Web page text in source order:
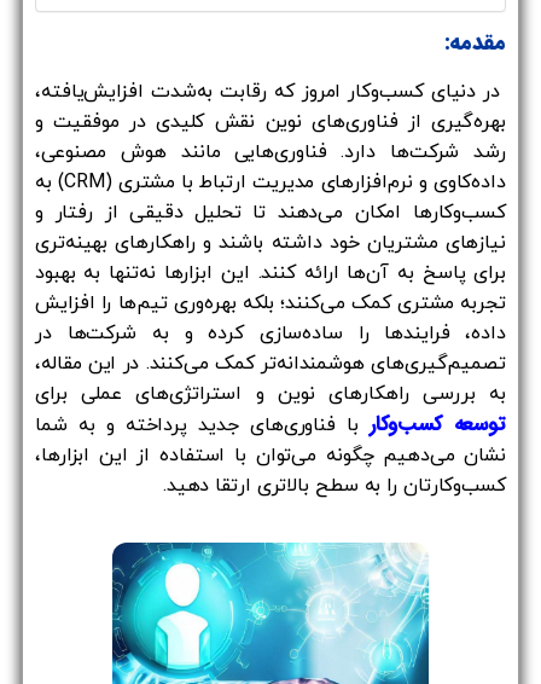
مقدمه:
در دنیای کسب‌وکار امروز که رقابت به‌شدت افزایش‌یافته،
بهره‌گیری از فناوری‌های نوین نقش کلیدی در موفقیت و
رشد شرکت‌ها دارد. فناوری‌هایی مانند هوش مصنوعی،
داده‌کاوی و نرم‌افزارهای مدیریت ارتباط با مشتری (CRM) به
کسب‌وکارها امکان می‌دهند تا تحلیل دقیقی از رفتار و
نیازهای مشتریان خود داشته باشند و راهکارهای بهینه‌تری
برای پاسخ به آن‌ها ارائه کنند. این ابزارها نه‌تنها به بهبود
تجربه مشتری کمک می‌کنند؛ بلکه بهره‌وری تیم‌ها را افزایش
داده، فرایندها را ساده‌سازی کرده و به شرکت‌ها در
تصمیم‌گیری‌های هوشمندانه‌تر کمک می‌کنند. در این مقاله،
به بررسی راهکارهای نوین و استراتژی‌های عملی برای
توسعه کسب‌وکار با فناوری‌های جدید پرداخته و به شما
نشان می‌دهیم چگونه می‌توان با استفاده از این ابزارها،
کسب‌وکارتان را به سطح بالاتری ارتقا دهید.